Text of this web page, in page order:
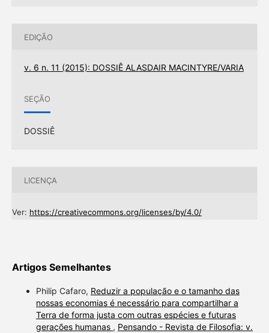
EDIÇÃO
v. 6 n. 11 (2015): DOSSIÊ ALASDAIR MACINTYRE/VARIA
SEÇÃO
DOSSIÊ
LICENÇA
Ver: https://creativecommons.org/licenses/by/4.0/
Artigos Semelhantes
Philip Cafaro, Reduzir a população e o tamanho das
nossas economias é necessário para compartilhar a
Terra de forma justa com outras espécies e futuras
gerações humanas , Pensando - Revista de Filosofia: v.